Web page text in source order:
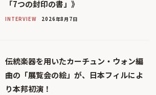
「7つの封印の書」》
INTERVIEW 2026年8月7日
伝統楽器を用いたカーチュン・ウォン編
曲の「展覧会の絵」が、日本フィルによ
り本邦初演！